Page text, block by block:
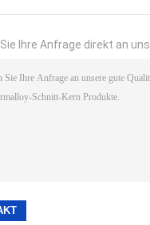
Ihre Anfrage direkt an uns